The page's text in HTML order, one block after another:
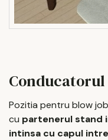
Conducatorul
Pozitia pentru blow
cu partenerul stand
intinsa cu capul